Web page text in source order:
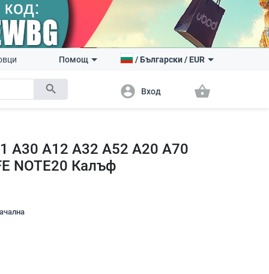
search
Помощ /Български/ EUR
account_circle Вход shopping_basket
A30 A12 A32 A52 A20 A70
NOTE20 Калъф